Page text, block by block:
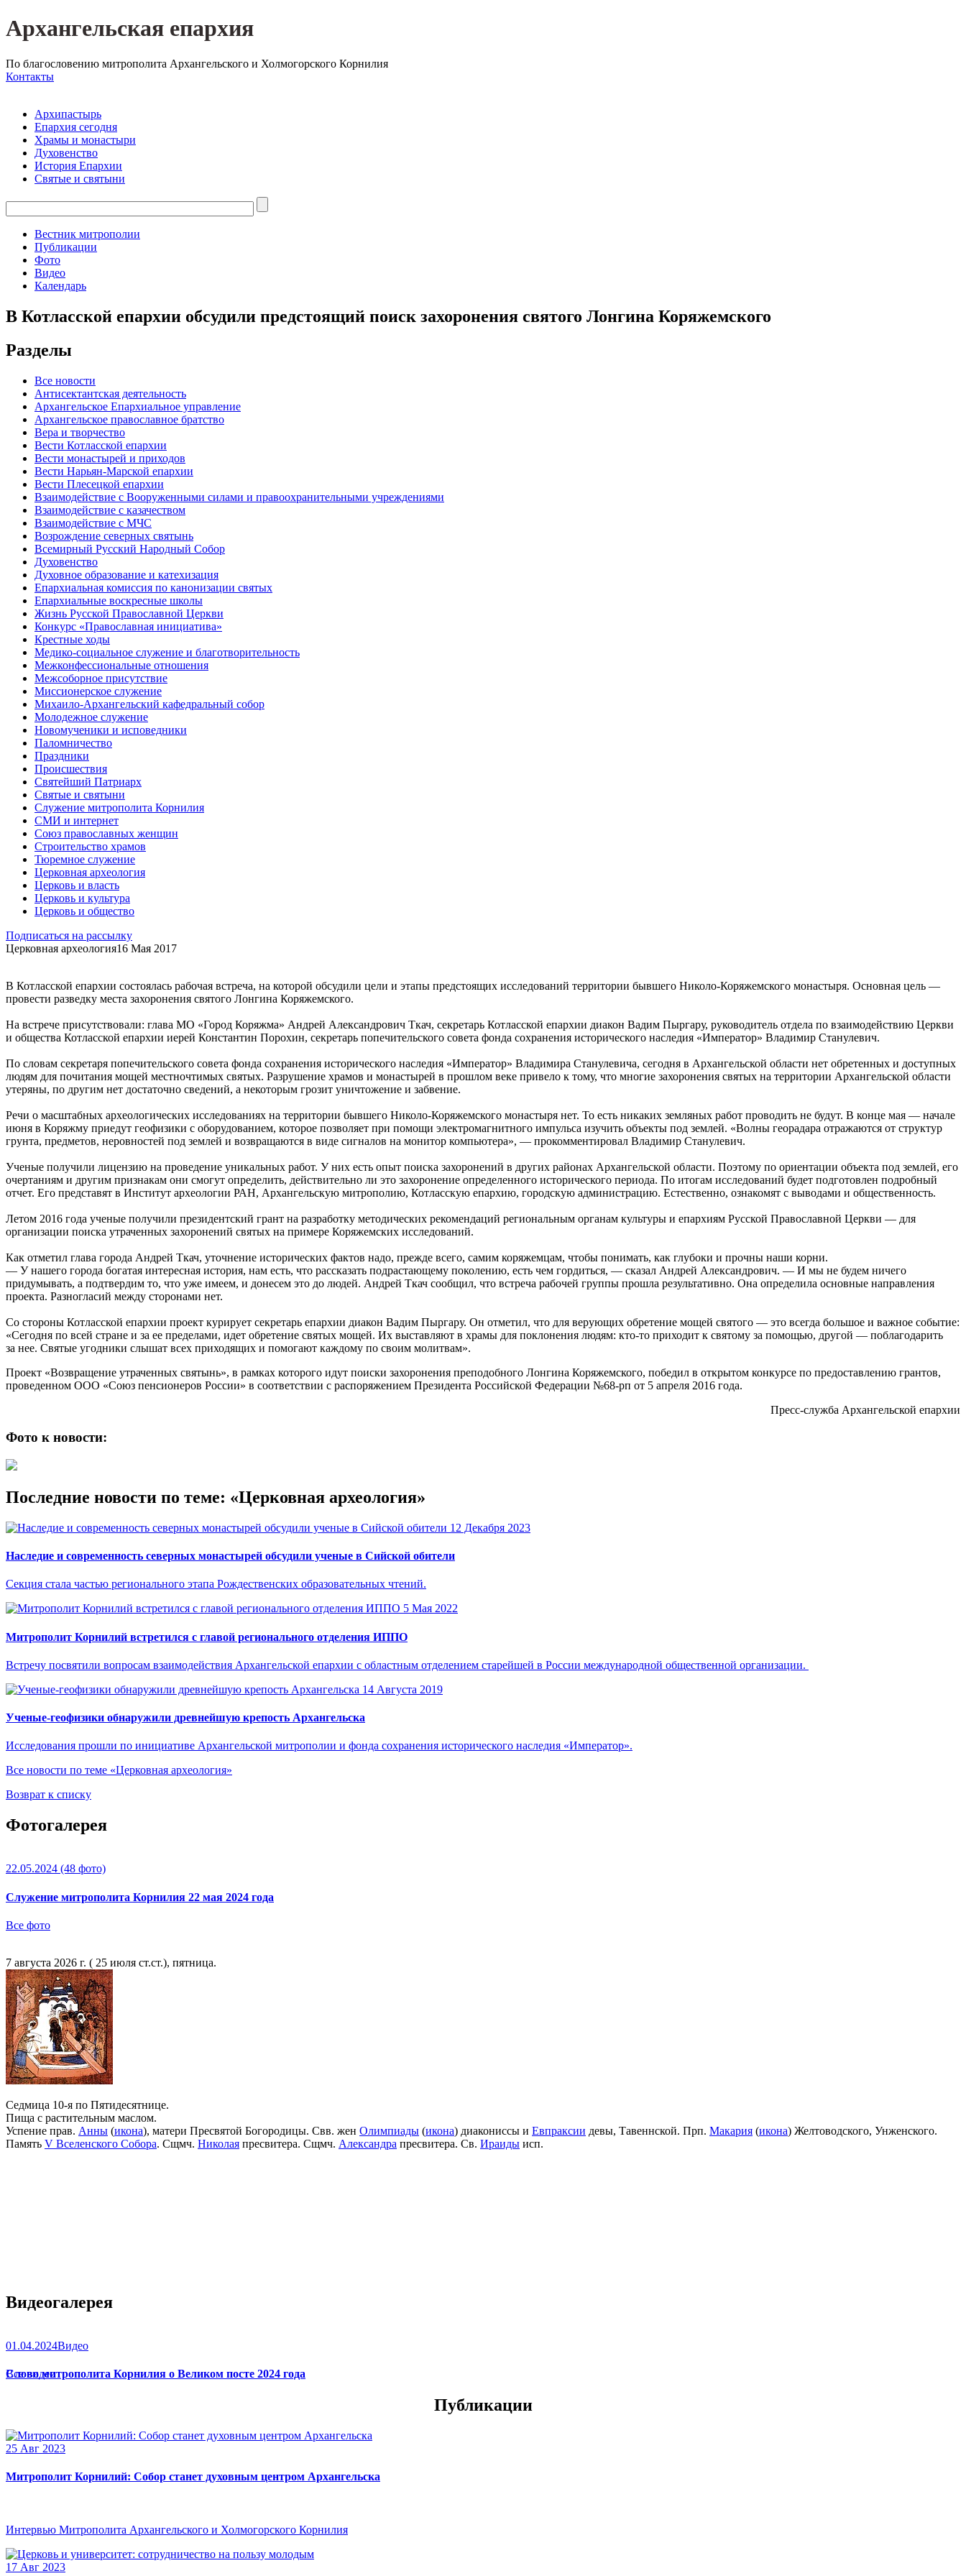
Архангельская епархия
По благословению митрополита Архангельского и Холмогорского Корнилия
Контакты
Архипастырь
Епархия сегодня
Храмы и монастыри
Духовенство
История Епархии
Святые и святыни
Вестник митрополии
Публикации
Фото
Видео
Календарь
В Котласской епархии обсудили предстоящий поиск захоронения святого Лонгина Коряжемского
Разделы
Все новости
Антисектантская деятельность
Архангельское Епархиальное управление
Архангельское православное братство
Вера и творчество
Вести Котласской епархии
Вести монастырей и приходов
Вести Нарьян-Марской епархии
Вести Плесецкой епархии
Взаимодействие с Вооруженными силами и правоохранительными учреждениями
Взаимодействие с казачеством
Взаимодействие с МЧС
Возрождение северных святынь
Всемирный Русский Народный Собор
Духовенство
Духовное образование и катехизация
Епархиальная комиссия по канонизации святых
Епархиальные воскресные школы
Жизнь Русской Православной Церкви
Конкурс «Православная инициатива»
Крестные ходы
Медико-социальное служение и благотворительность
Межконфессиональные отношения
Межсоборное присутствие
Миссионерское служение
Михаило-Архангельский кафедральный собор
Молодежное служение
Новомученики и исповедники
Паломничество
Праздники
Происшествия
Святейший Патриарх
Святые и святыни
Служение митрополита Корнилия
СМИ и интернет
Союз православных женщин
Строительство храмов
Тюремное служение
Церковная археология
Церковь и власть
Церковь и культура
Церковь и общество
Подписаться на рассылку
Церковная археология16 Мая 2017
В Котласской епархии состоялась рабочая встреча, на которой обсудили цели и этапы предстоящих исследований территории бывшего Николо-Коряжемского монастыря. Основная цель —
провести разведку места захоронения святого Лонгина Коряжемского.
На встрече присутствовали: глава МО «Город Коряжма» Андрей Александрович Ткач, секретарь Котласской епархии диакон Вадим Пыргару, руководитель отдела по взаимодействию Церкви
и общества Котласской епархии иерей Константин Порохин, секретарь попечительского совета фонда сохранения исторического наследия «Император» Владимир Станулевич.
По словам секретаря попечительского совета фонда сохранения исторического наследия «Император» Владимира Станулевича, сегодня в Архангельской области нет обретенных и доступных
людям для почитания мощей местночтимых святых. Разрушение храмов и монастырей в прошлом веке привело к тому, что многие захоронения святых на территории Архангельской области
утеряны, по другим нет достаточно сведений, а некоторым грозит уничтожение и забвение.
Речи о масштабных археологических исследованиях на территории бывшего Николо-Коряжемского монастыря нет. То есть никаких земляных работ проводить не будут. В конце мая — начале
июня в Коряжму приедут геофизики с оборудованием, которое позволяет при помощи электромагнитного импульса изучить объекты под землей. «Волны георадара отражаются от структур
грунта, предметов, неровностей под землей и возвращаются в виде сигналов на монитор компьютера», — прокомментировал Владимир Станулевич.
Ученые получили лицензию на проведение уникальных работ. У них есть опыт поиска захоронений в других районах Архангельской области. Поэтому по ориентации объекта под землей, его
очертаниям и другим признакам они смогут определить, действительно ли это захоронение определенного исторического периода. По итогам исследований будет подготовлен подробный
отчет. Его представят в Институт археологии РАН, Архангельскую митрополию, Котласскую епархию, городскую администрацию. Естественно, ознакомят с выводами и общественность.
Летом 2016 года ученые получили президентский грант на разработку методических рекомендаций региональным органам культуры и епархиям Русской Православной Церкви — для
организации поиска утраченных захоронений святых на примере Коряжемских исследований.
Как отметил глава города Андрей Ткач, уточнение исторических фактов надо, прежде всего, самим коряжемцам, чтобы понимать, как глубоки и прочны наши корни.
— У нашего города богатая интересная история, нам есть, что рассказать подрастающему поколению, есть чем гордиться, — сказал Андрей Александрович. — И мы не будем ничего
придумывать, а подтвердим то, что уже имеем, и донесем это до людей. Андрей Ткач сообщил, что встреча рабочей группы прошла результативно. Она определила основные направления
проекта. Разногласий между сторонами нет.
Со стороны Котласской епархии проект курирует секретарь епархии диакон Вадим Пыргару. Он отметил, что для верующих обретение мощей святого — это всегда большое и важное событие:
«Сегодня по всей стране и за ее пределами, идет обретение святых мощей. Их выставляют в храмы для поклонения людям: кто-то приходит к святому за помощью, другой — поблагодарить
за нее. Святые угодники слышат всех приходящих и помогают каждому по своим молитвам».
Проект «Возвращение утраченных святынь», в рамках которого идут поиски захоронения преподобного Лонгина Коряжемского, победил в открытом конкурсе по предоставлению грантов,
проведенном ООО «Союз пенсионеров России» в соответствии с распоряжением Президента Российской Федерации №68-рп от 5 апреля 2016 года.
Пресс-служба Архангельской епархии
Фото к новости:
Последние новости по теме: «Церковная археология»
12 Декабря 2023
Наследие и современность северных монастырей обсудили ученые в Сийской обители
Секция стала частью регионального этапа Рождественских образовательных чтений.
5 Мая 2022
Митрополит Корнилий встретился с главой регионального отделения ИППО
Встречу посвятили вопросам взаимодействия Архангельской епархии с областным отделением старейшей в России международной общественной организации.
14 Августа 2019
Ученые-геофизики обнаружили древнейшую крепость Архангельска
Исследования прошли по инициативе Архангельской митрополии и фонда сохранения исторического наследия «Император».
Все новости по теме «Церковная археология»
Возврат к списку
Фотогалерея
22.05.2024 (48 фото)
Служение митрополита Корнилия 22 мая 2024 года
Все фото
7 августа 2026 г. ( 25 июля ст.ст.), пятница.
Седмица 10-я по Пятидесятнице.
Пища с растительным маслом.
Успение прав. Анны (икона), матери Пресвятой Богородицы. Свв. жен Олимпиады (икона) диакониссы и Евпраксии девы, Тавеннской. Прп. Макария (икона) Желтоводского, Унженского.
Память V Вселенского Собора. Сщмч. Николая пресвитера. Сщмч. Александра пресвитера. Св. Ираиды исп.
Видеогалерея
01.04.2024Видео
Слово митрополита Корнилия о Великом посте 2024 года
Все видео
Публикации
25 Авг 2023
Митрополит Корнилий: Собор станет духовным центром Архангельска
Интервью Митрополита Архангельского и Холмогорского Корнилия
17 Авг 2023